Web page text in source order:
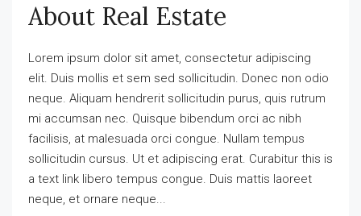
About Real Estate
Lorem ipsum dolor sit amet, consectetur adipiscing
elit. Duis mollis et sem sed sollicitudin. Donec non odio
neque. Aliquam hendrerit sollicitudin purus, quis rutrum
mi accumsan nec. Quisque bibendum orci ac nibh
facilisis, at malesuada orci congue. Nullam tempus
sollicitudin cursus. Ut et adipiscing erat. Curabitur this is
a text link libero tempus congue. Duis mattis laoreet
neque, et ornare neque...